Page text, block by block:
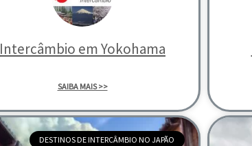
Intercâmbio em Yokohama
SAIBA MAIS >>
DESTINOS DE INTERCÂMBIO NO JAPÃO